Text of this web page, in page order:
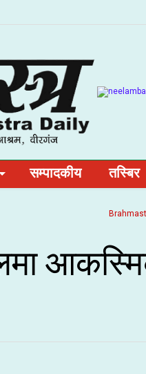
सम्पादकीय तस्बिर
Brahmastra